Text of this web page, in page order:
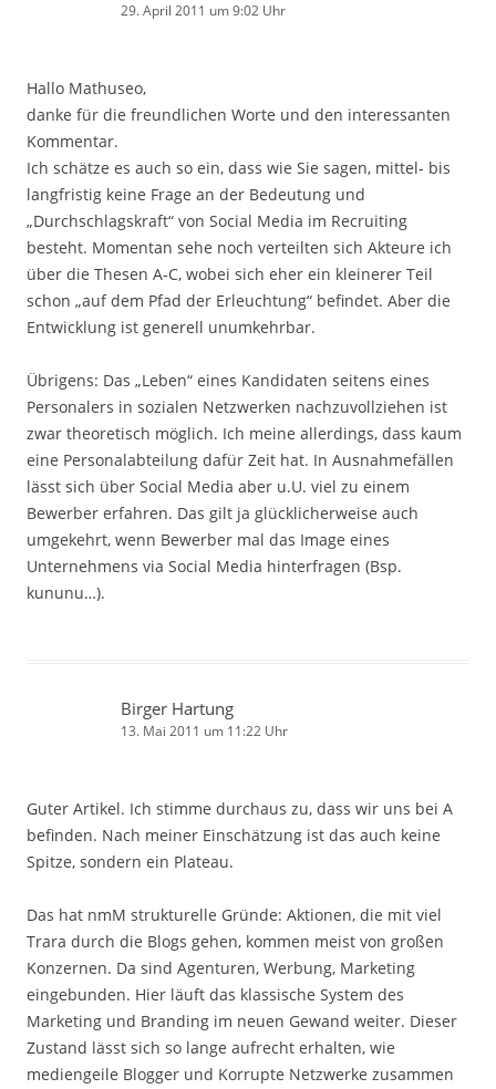
29. April 2011 um 9:02 Uhr
Hallo Mathuseo,
danke für die freundlichen Worte und den interessanten
Kommentar.
Ich schätze es auch so ein, dass wie Sie sagen, mittel- bis
langfristig keine Frage an der Bedeutung und
„Durchschlagskraft“ von Social Media im Recruiting
besteht. Momentan sehe noch verteilten sich Akteure ich
über die Thesen A-C, wobei sich eher ein kleinerer Teil
schon „auf dem Pfad der Erleuchtung“ befindet. Aber die
Entwicklung ist generell unumkehrbar.
Übrigens: Das „Leben“ eines Kandidaten seitens eines
Personalers in sozialen Netzwerken nachzuvollziehen ist
zwar theoretisch möglich. Ich meine allerdings, dass kaum
eine Personalabteilung dafür Zeit hat. In Ausnahmefällen
lässt sich über Social Media aber u.U. viel zu einem
Bewerber erfahren. Das gilt ja glücklicherweise auch
umgekehrt, wenn Bewerber mal das Image eines
Unternehmens via Social Media hinterfragen (Bsp.
kununu…).
Birger Hartung
13. Mai 2011 um 11:22 Uhr
Guter Artikel. Ich stimme durchaus zu, dass wir uns bei A
befinden. Nach meiner Einschätzung ist das auch keine
Spitze, sondern ein Plateau.
Das hat nmM strukturelle Gründe: Aktionen, die mit viel
Trara durch die Blogs gehen, kommen meist von großen
Konzernen. Da sind Agenturen, Werbung, Marketing
eingebunden. Hier läuft das klassische System des
Marketing und Branding im neuen Gewand weiter. Dieser
Zustand lässt sich so lange aufrecht erhalten, wie
mediengeile Blogger und Korrupte Netzwerke zusammen